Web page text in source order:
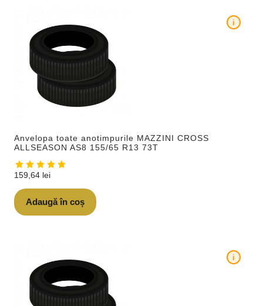
Anvelopa toate anotimpurile MAZZINI CROSS
ALLSEASON AS8 155/65 R13 73T
i
159,64 lei
Adaugă în coș
i